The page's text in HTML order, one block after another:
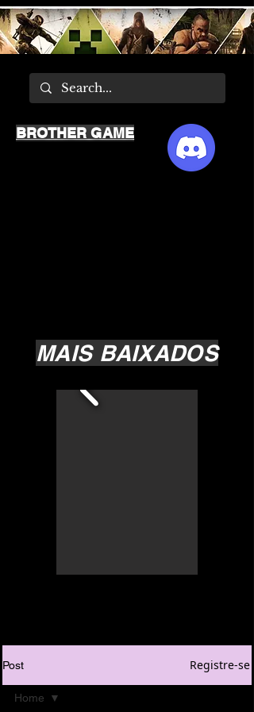
MAIS BAIXADOS
BROTHER GAME
Post Registre-se
Home